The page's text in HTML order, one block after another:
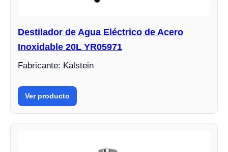
Destilador de Agua Eléctrico de Acero
Inoxidable 20L YR05971
Fabricante: Kalstein
Ver producto